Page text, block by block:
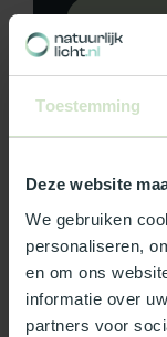
Toestemming
Deze website
We gebruiken
personaliseren,
en om ons
informatie over
partners voor
Neem
Specificaties
Reviews